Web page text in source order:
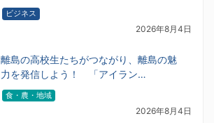
ビジネス
2026年8月4日
離島の高校生たちがつながり、離島の魅
力を発信しよう！ 「アイラン…
食・農・地域
2026年8月4日